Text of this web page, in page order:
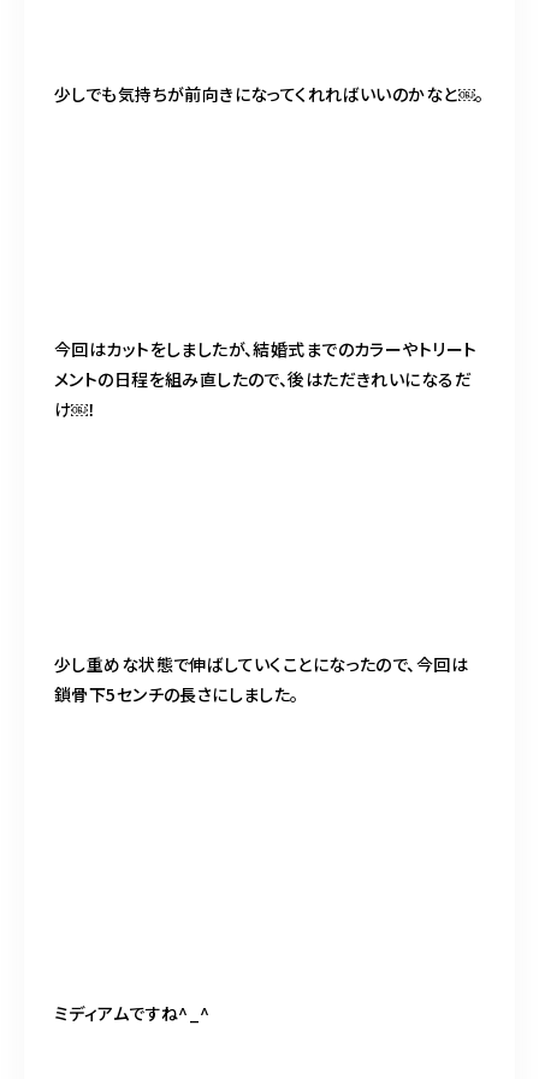
少しでも気持ちが前向きになってくれればいいのかなと￼。
今回はカットをしましたが、結婚式までのカラーやトリート
メントの日程を組み直したので、後はただきれいになるだ
け￼！
少し重めな状態で伸ばしていくことになったので、今回は
鎖骨下5センチの長さにしました。
ミディアムですね^_^